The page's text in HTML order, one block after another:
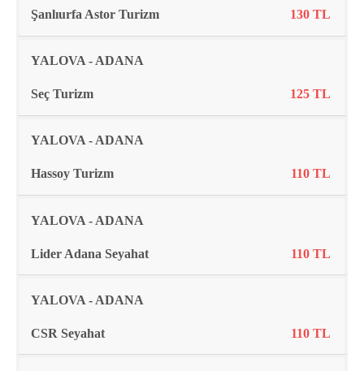
Şanlıurfa Astor Turizm 130 TL
YALOVA - ADANA
Seç Turizm 125 TL
YALOVA - ADANA
Hassoy Turizm 110 TL
YALOVA - ADANA
Lider Adana Seyahat 110 TL
YALOVA - ADANA
CSR Seyahat 110 TL